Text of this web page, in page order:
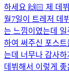
하세요 🙌🏻 제 데
월7일이 트레저 데
는 느낌이였는데
하여 써주신 포스
는데 너무나 감사하
데뷔해서 이렇게 좋